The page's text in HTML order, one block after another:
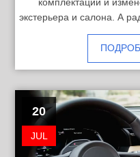
экстерьера и салона. А
20
JUL